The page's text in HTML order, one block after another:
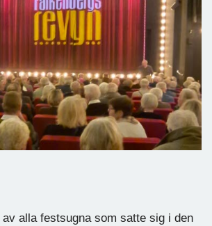
av alla festsugna som satte sig i den